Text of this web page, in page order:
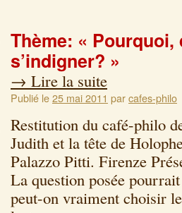
Thème: «
s’indigner? »
→ Lire la suite
Publié le25 mai 2011 parcafes-philo
Restitution du café-philo
Judith et la tête de
Palazzo Pitti. Firenze
La question posée
peut-on vraiment choisir